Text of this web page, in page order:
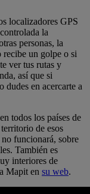
localizadores GPS
la
personas, la
recibe un golpe o si
ver tus rutas y
así que si
dudes en acercarte a
todos los países de
de esos
no funcionará, sobre
También es
interiores de
Mapit en su web.